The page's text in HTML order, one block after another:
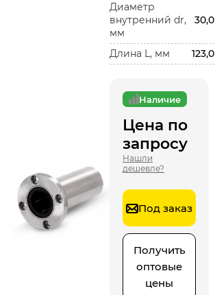
Диаметр
внутренний dr,
мм
30,0
Длина L, мм 123,0
Наличие
Цена по
запросу
Нашли
дешевле?
Под заказ
Получить
оптовые
цены